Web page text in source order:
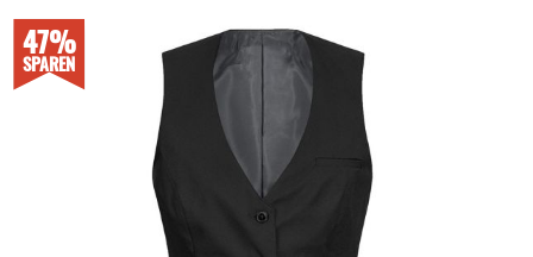
47%
SPAREN